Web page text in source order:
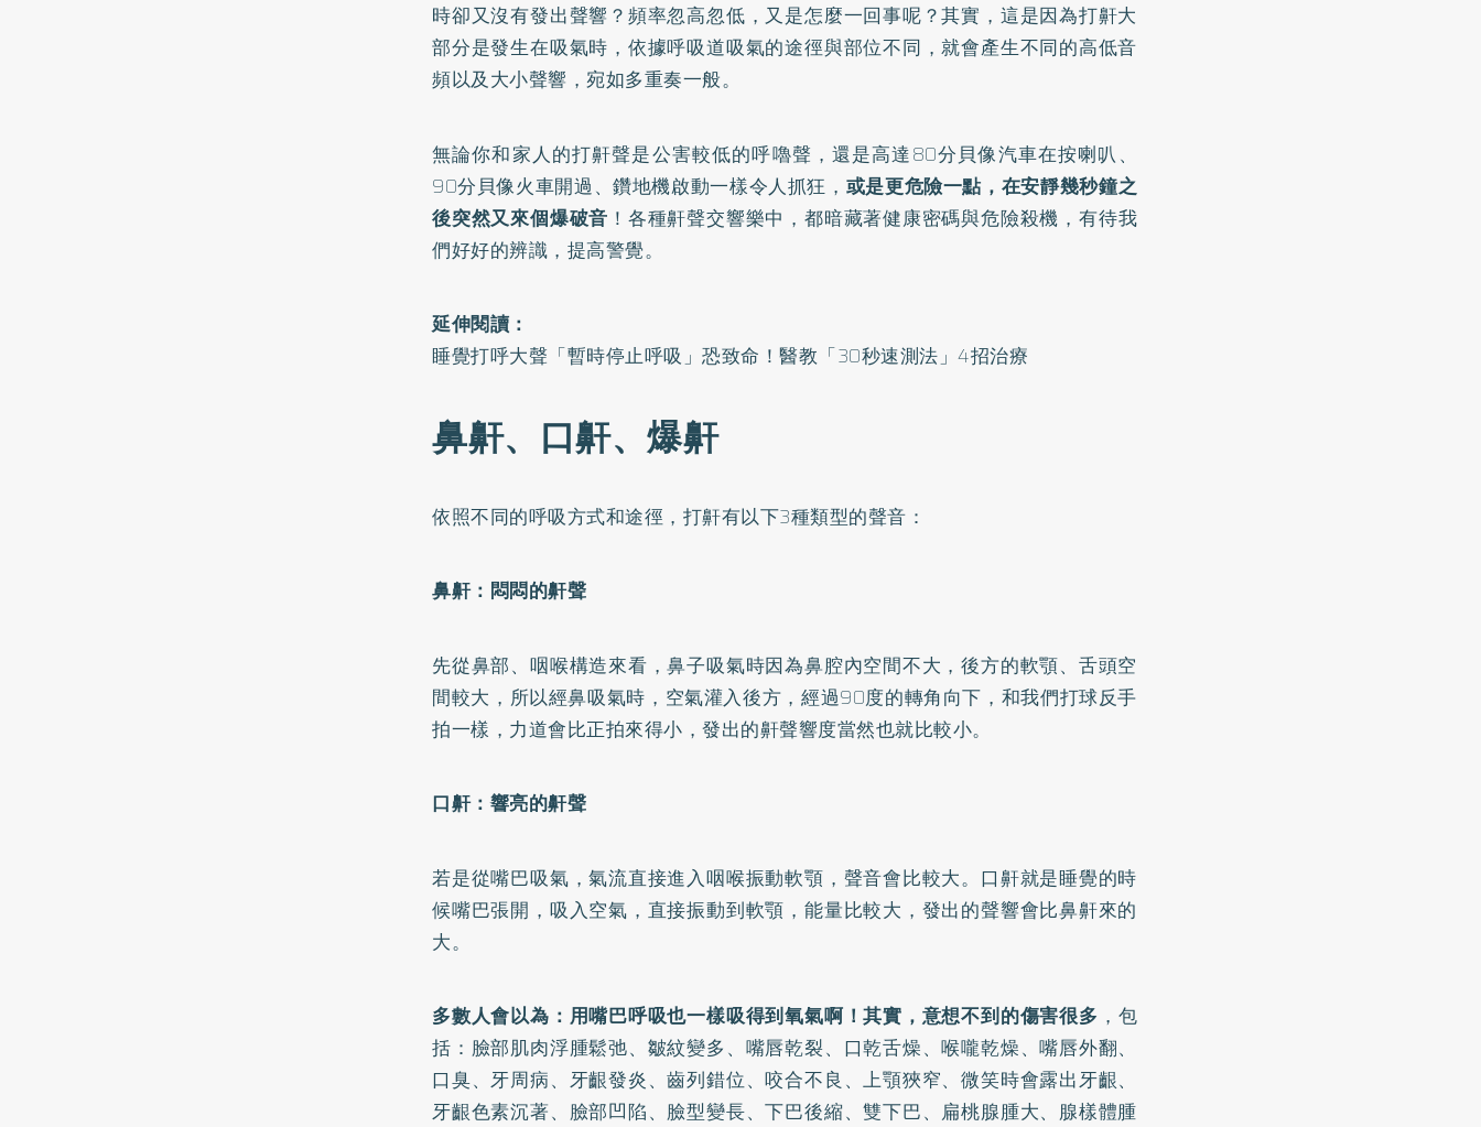
時卻又沒有發出聲響？頻率忽高忽低，又是怎麼一回事呢？其實，這是因為打鼾大
部分是發生在吸氣時，依據呼吸道吸氣的途徑與部位不同，就會產生不同的高低音
頻以及大小聲響，宛如多重奏一般。
無論你和家人的打鼾聲是公害較低的呼嚕聲，還是高達80分貝像汽車在按喇叭、
90分貝像火車開過、鑽地機啟動一樣令人抓狂， 或是更危險一點，在安靜幾秒鐘之
後突然又來個爆破音 ！各種鼾聲交響樂中，都暗藏著健康密碼與危險殺機，有待我
們好好的辨識，提高警覺。
延伸閱讀：
睡覺打呼大聲「暫時停止呼吸」恐致命！醫教「30秒速測法」4招治療
鼻鼾、口鼾、爆鼾
依照不同的呼吸方式和途徑，打鼾有以下3種類型的聲音：
鼻鼾：悶悶的鼾聲
先從鼻部、咽喉構造來看，鼻子吸氣時因為鼻腔內空間不大，後方的軟顎、舌頭空
間較大，所以經鼻吸氣時，空氣灌入後方，經過90度的轉角向下，和我們打球反手
拍一樣，力道會比正拍來得小，發出的鼾聲響度當然也就比較小。
口鼾：響亮的鼾聲
若是從嘴巴吸氣，氣流直接進入咽喉振動軟顎，聲音會比較大。口鼾就是睡覺的時
候嘴巴張開，吸入空氣，直接振動到軟顎，能量比較大，發出的聲響會比鼻鼾來的
大。
多數人會以為：用嘴巴呼吸也一樣吸得到氧氣啊！其實，意想不到的傷害很多 ，包
括：臉部肌肉浮腫鬆弛、皺紋變多、嘴唇乾裂、口乾舌燥、喉嚨乾燥、嘴唇外翻、
口臭、牙周病、牙齦發炎、齒列錯位、咬合不良、上顎狹窄、微笑時會露出牙齦、
牙齦色素沉著、臉部凹陷、臉型變長、下巴後縮、雙下巴、扁桃腺腫大、腺樣體腫